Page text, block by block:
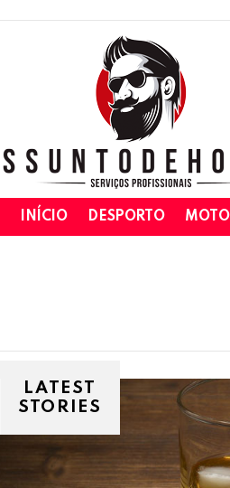
INÍCIO DESPORTO
LATEST
STORIES